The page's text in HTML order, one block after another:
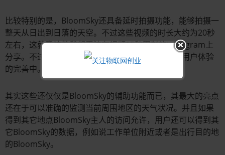
比较特别的是，BloomSky还具备延时拍摄功能，能够拍摄一
整天从日出到日落的天空。不过这些视频的时长大约为20秒
左右，这就意味着我们无法在视频15秒限制的Instagram上
分享。不过相信未来，研发团队会将这一点列入到用户体验
的完善中。
其实这些还仅仅是BloomSky的辅助功能而已，其最大的亮点
还在于可以准确的监测当前周围地区的天气状况。并且如果
得到其它地点BloomSky主人的访问允许，用户还可以得到其
它BloomSky的数据，例如说工作单位附近或者是出行目的地
的BloomSky。